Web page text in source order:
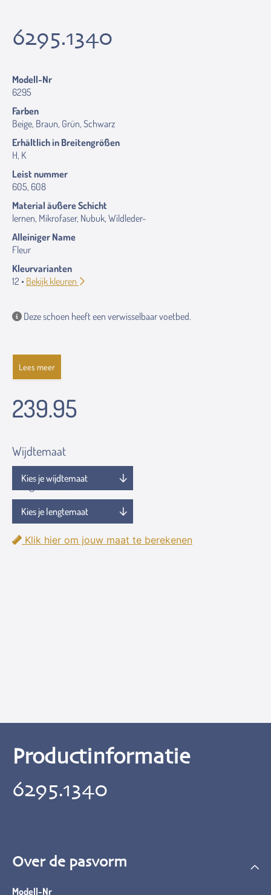
6295.1340
Modell-Nr
6295
Farben
Beige, Braun, Grün, Schwarz
Erhältlich in Breitengrößen
H, K
Leist nummer
605, 608
Material äußere Schicht
lernen, Mikrofaser, Nubuk, Wildleder-
Alleiniger Name
Fleur
Kleurvarianten
12 • Bekijk kleuren
Deze schoen heeft een verwisselbaar voetbed.
Lees meer
239.95
Wijdtemaat
Lengtemaat
Klik hier om jouw maat te berekenen
Productinformatie
6295.1340
Over de pasvorm
Modell-Nr